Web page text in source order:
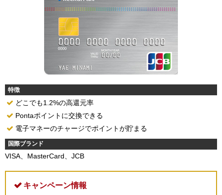
特徴
どこでも1.2%の高還元率
Pontaポイントに交換できる
電子マネーのチャージでポイントが貯まる
国際ブランド
VISA、MasterCard、JCB
キャンペーン情報